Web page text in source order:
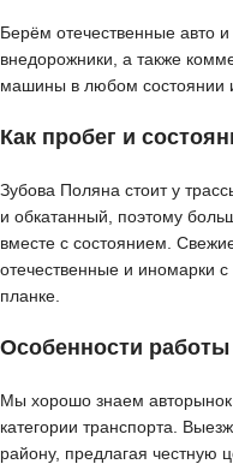
Берём отечественные авто
внедорожники, а также
машины в любом состоянии и
Как пробег и
Зубова Поляна стоит у
и обкатанный, поэтому
вместе с состоянием.
отечественные и иномарки
планке.
Особенности
Мы хорошо знаем
категории транспорта.
району, предлагая честную